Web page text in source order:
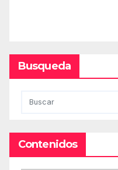
Busqueda
Contenidos